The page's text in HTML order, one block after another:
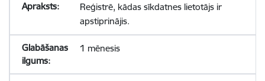
Reģistrē, kādas sīkdatnes lietotājs ir
apstiprinājis.
1 mēnesis